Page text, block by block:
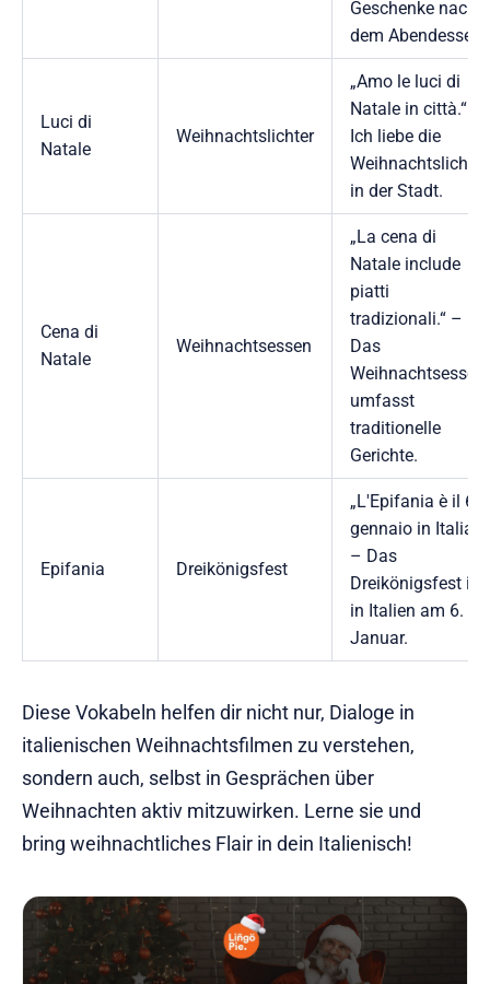
Geschenke nach
dem Abendessen.
Luci di
Natale
Weihnachtslichter
„Amo le luci di
Natale in città.“ –
Ich liebe die
Weihnachtslichter
in der Stadt.
Cena di
Natale
Weihnachtsessen
„La cena di
Natale include
piatti
tradizionali.“ –
Das
Weihnachtsessen
umfasst
traditionelle
Gerichte.
Epifania Dreikönigsfest
„L'Epifania è il 6
gennaio in Italia.“
– Das
Dreikönigsfest ist
in Italien am 6.
Januar.
Diese Vokabeln helfen dir nicht nur, Dialoge in
italienischen Weihnachtsfilmen zu verstehen,
sondern auch, selbst in Gesprächen über
Weihnachten aktiv mitzuwirken. Lerne sie und
bring weihnachtliches Flair in dein Italienisch!